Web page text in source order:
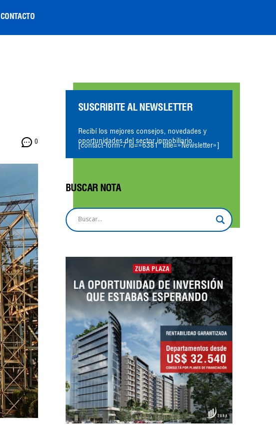
CONTACTO
0
SUSCRIBITE AL NEWSLETTER
Recibí los mejores consejos, novedades y
oportunidades del sector inmobiliario.
[contact-form-7 id=»6381″ title=»Newsletter»]
BUSCAR NOTA